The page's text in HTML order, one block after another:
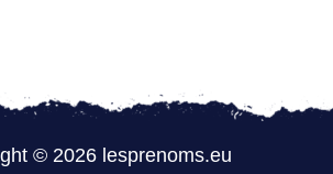
© 2026 lesprenoms.eu